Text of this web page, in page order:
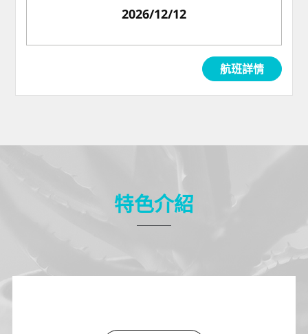
2026/12/12
航班詳情
特色介紹